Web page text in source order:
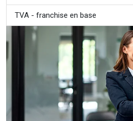
TVA - franchise en base